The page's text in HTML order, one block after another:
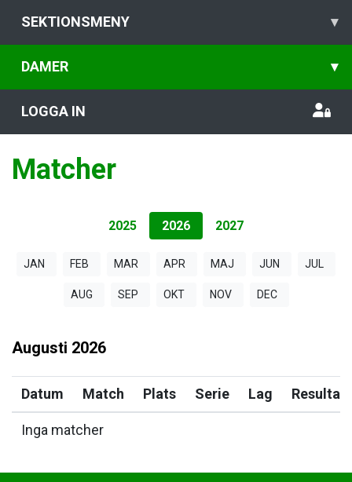
SEKTIONSMENY ▾
DAMER ▾
LOGGA IN
Matcher
2025 2026 2027
JAN FEB MAR APR MAJ JUN JUL
AUG SEP OKT NOV DEC
Augusti 2026
Datum Match Plats Serie Lag Resultat
Inga matcher